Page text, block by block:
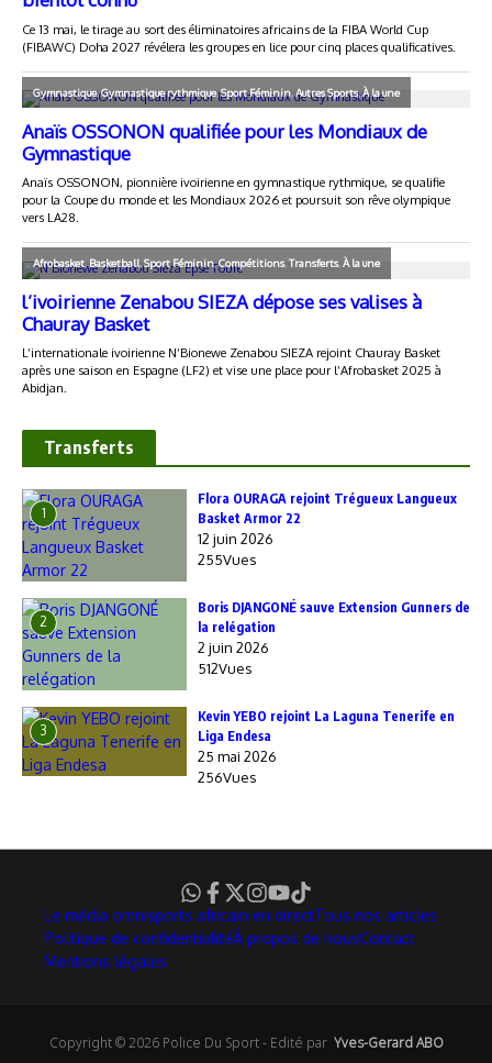
Transferts
1
Flora OURAGA rejoint Trégueux Langueux
Basket Armor 22
12 juin 2026
255Vues
2
Boris DJANGONÉ sauve Extension Gunners de
la relégation
2 juin 2026
512Vues
3
Kevin YEBO rejoint La Laguna Tenerife en
Liga Endesa
25 mai 2026
256Vues
Le média omnisports africain en directTous nos articles
Politique de confidentialitéÀ propos de nousContact
Mentions légales
Copyright © 2026 Police Du Sport - Edité par Yves-Gerard ABO